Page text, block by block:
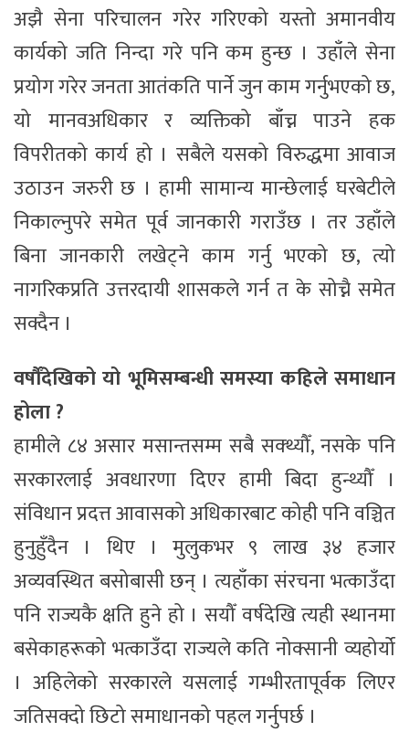
अझै सेना परिचालन गरेर गरिएको यस्तो अमानवीय
कार्यको जति निन्दा गरे पनि कम हुन्छ । उहाँले सेना
प्रयोग गरेर जनता आतंकति पार्ने जुन काम गर्नुभएको छ,
यो मानवअधिकार र व्यक्तिको बाँच्न पाउने हक
विपरीतको कार्य हो । सबैले यसको विरुद्धमा आवाज
उठाउन जरुरी छ । हामी सामान्य मान्छेलाई घरबेटीले
निकाल्नुपरे समेत पूर्व जानकारी गराउँछ । तर उहाँले
बिना जानकारी लखेट्ने काम गर्नु भएको छ, त्यो
नागरिकप्रति उत्तरदायी शासकले गर्न त के सोच्नै समेत
सक्दैन ।
वर्षौँदेखिको यो भूमिसम्बन्धी समस्या कहिले समाधान
होला ?
हामीले ८४ असार मसान्तसम्म सबै सक्थ्यौँ, नसके पनि
सरकारलाई अवधारणा दिएर हामी बिदा हुन्थ्यौँ ।
संविधान प्रदत्त आवासको अधिकारबाट कोही पनि वञ्चित
हुनुहुँदैन । थिए । मुलुकभर ९ लाख ३४ हजार
अव्यवस्थित बसोबासी छन् । त्यहाँका संरचना भत्काउँदा
पनि राज्यकै क्षति हुने हो । सयौँ वर्षदेखि त्यही स्थानमा
बसेकाहरूको भत्काउँदा राज्यले कति नोक्सानी व्यहोर्यो
। अहिलेको सरकारले यसलाई गम्भीरतापूर्वक लिएर
जतिसक्दो छिटो समाधानको पहल गर्नुपर्छ ।